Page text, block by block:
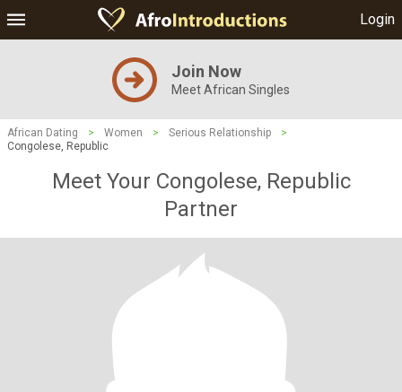
Login
Join Now
Meet African Singles
African Dating > Women > Serious Relationship
>
Congolese, Republic
Meet Your Congolese, Republic
Partner